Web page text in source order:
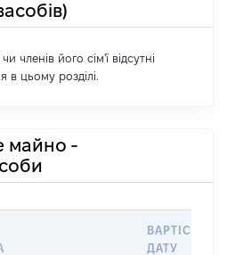
членів його сім'ї відсутні
в цьому розділі.
майно -
ВАРТІСТЬ НА
ДАТУ